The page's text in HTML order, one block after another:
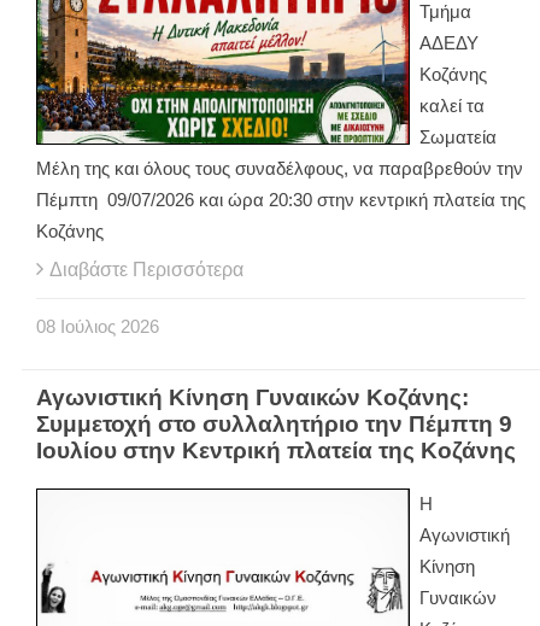
Τμήμα
ΑΔΕΔΥ
Κοζάνης
καλεί τα
Σωματεία
Μέλη της και όλους τους συναδέλφους, να παραβρεθούν την
Πέμπτη 09/07/2026 και ώρα 20:30 στην κεντρική πλατεία της
Κοζάνης
Διαβάστε Περισσότερα
08 Ιούλιος 2026
Αγωνιστική Κίνηση Γυναικών Κοζάνης:
Συμμετοχή στο συλλαλητήριο την Πέμπτη 9
Ιουλίου στην Κεντρική πλατεία της Κοζάνης
Η
Αγωνιστική
Κίνηση
Γυναικών